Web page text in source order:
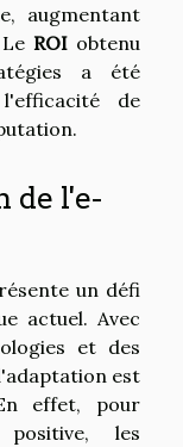
augmentant
ROI obtenu
a été
de
de l'e-
un défi
actuel. Avec
et des
est
effet, pour
les